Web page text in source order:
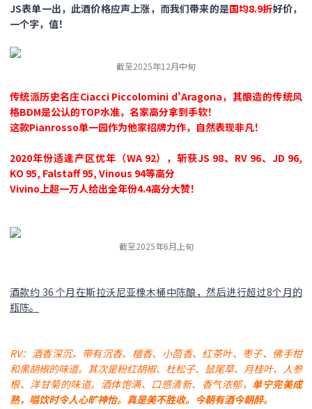
JS表单一出，此酒价格应声上涨，而我们带来的是国均8.9折好价，
一个字，值！
截至2025年12月中旬
传统派历史名庄Ciacci Piccolomini d'Aragona，其酿造的传统风
格BDM是公认的TOP水准，名家高分拿到手软！
这款Pianrosso单一园作为他家招牌力作，自然表现非凡！
2020年份适逢产区优年（WA 92），斩获JS 98、RV 96、JD 96,
KO 95, Falstaff 95, Vinous 94等高分
Vivino上超一万人给出全年份4.4高分大赞！
截至2025年6月上旬
酒款约 36 个月在斯拉沃尼亚橡木桶中陈酿，然后进行超过8个月的
瓶陈。
RV：酒香深沉，带有沉香、檀香、小茴香、红茶叶、枣子、佛手柑
和黑胡椒的味道。其次是粉红胡椒、杜松子、鼠尾草、月桂叶、人参
根、洋甘菊的味道。酒体饱满、口感清新、香气浓郁， 单宁完美成
熟，啜饮时令人心旷神怡。真是美不胜收。今朝有酒今朝醉。